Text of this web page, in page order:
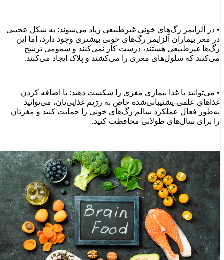
• در آلزایمر رگ‌های خونی غیرطبیعی زیاد می‌شوند: به شکل عجیبی
در مغز بیماران آلزایمر رگ‌های خونی بیشتری وجود دارد، اما این
رگ‌ها غیرطبیعی هستند، درست کار نمی‌کنند و سمومی ترشح
می‌کنند که سلول‌های مغزی را می‌کشند و پلاک ایجاد می‌کنند.
• می‌توانید با غذا بیماری مغزی را شکست دهید: با اضافه کردن
غذاهای علمی‌-پشتیبانی‌شده خاص به رژیم غذایی‌تان، می‌توانید
به‌طور فعال عملکرد سالم رگ‌های خونی را حمایت کنید و مغزتان
را برای سال‌های طولانی محافظت کنید.